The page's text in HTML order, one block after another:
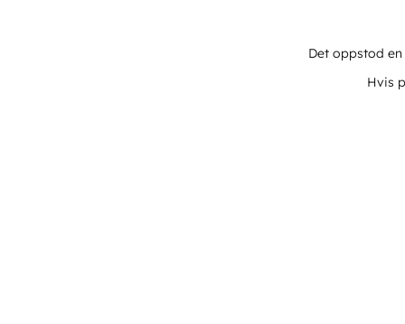
Det oppstod
Hvis